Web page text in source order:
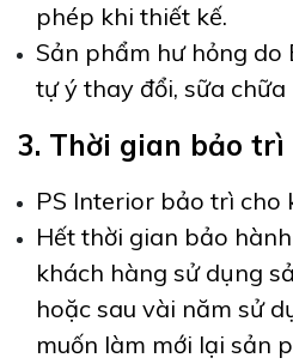
phép khi thiết kế.
Sản phẩm hư hỏng do
tự ý thay đổi, sữa
3. Thời gian bảo trì
PS Interior bảo trì cho
Hết thời gian bảo
khách hàng sử dụng
hoặc sau vài năm sử
muốn làm mới lại sản